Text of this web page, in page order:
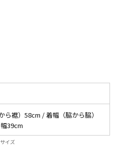
ら裾）58cm / 着幅（脇から脇）
39cm
イズ